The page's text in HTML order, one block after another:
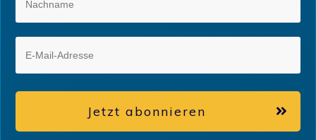
Jetzt abonnieren